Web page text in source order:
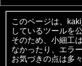
このページは、
しているツールを
そのため、小細工
なかったり、エラ
お気づきの点は多